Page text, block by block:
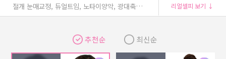
절개 눈매교정, 듀얼트임, 노타이양악, 광대축소술 리얼셀피 보기 ↓
추천순 최신순